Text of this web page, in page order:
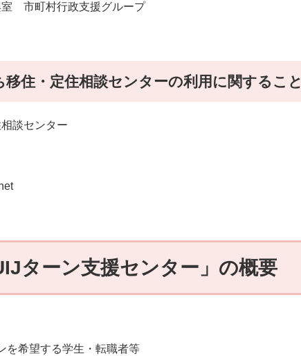
市町村行政支援グループ
移住・定住相談センターの利用に関すること
談センター
ターン支援センター」の概要
希望する学生・転職者等